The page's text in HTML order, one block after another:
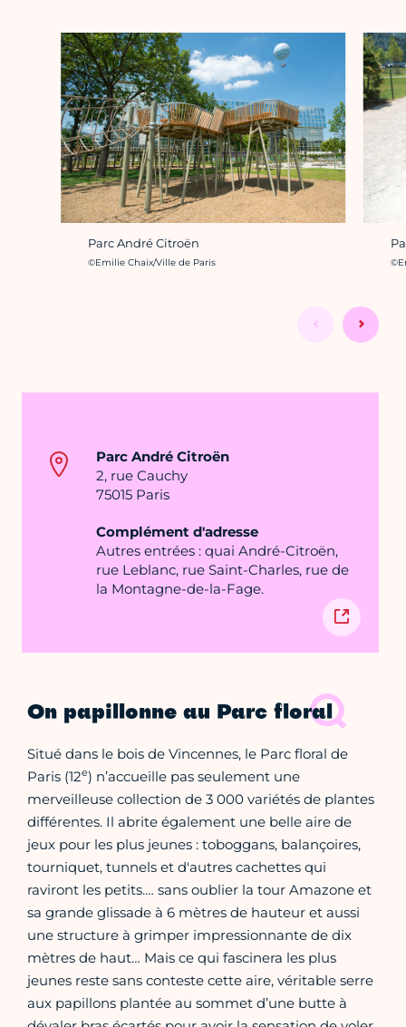
Parc André Citroën
Crédit photo :
©Emilie Chaix/Ville de Paris
Parc André Citroën
2, rue Cauchy
75015 Paris
Complément d'adresse
Autres entrées : quai André-Citroën,
rue Leblanc, rue Saint-Charles, rue de
la Montagne-de-la-Fage.
On papillonne au Parc floral
Situé dans le bois de Vincennes, le Parc floral de
Paris (12e) n’accueille pas seulement une
merveilleuse collection de 3 000 variétés de plantes
différentes. Il abrite également une belle aire de
jeux pour les plus jeunes : toboggans, balançoires,
tourniquet, tunnels et d'autres cachettes qui
raviront les petits.… sans oublier la tour Amazone et
sa grande glissade à 6 mètres de hauteur et aussi
une structure à grimper impressionnante de dix
mètres de haut… Mais ce qui fascinera les plus
jeunes reste sans conteste cette aire, véritable serre
aux papillons plantée au sommet d’une butte à